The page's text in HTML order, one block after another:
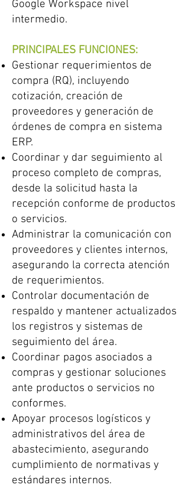
Google Workspace nivel
intermedio.
PRINCIPALES FUNCIONES:
Gestionar requerimientos de
compra (RQ), incluyendo
cotización, creación de
proveedores y generación de
órdenes de compra en sistema
ERP.
Coordinar y dar seguimiento al
proceso completo de compras,
desde la solicitud hasta la
recepción conforme de productos
o servicios.
Administrar la comunicación con
proveedores y clientes internos,
asegurando la correcta atención
de requerimientos.
Controlar documentación de
respaldo y mantener actualizados
los registros y sistemas de
seguimiento del área.
Coordinar pagos asociados a
compras y gestionar soluciones
ante productos o servicios no
conformes.
Apoyar procesos logísticos y
administrativos del área de
abastecimiento, asegurando
cumplimiento de normativas y
estándares internos.